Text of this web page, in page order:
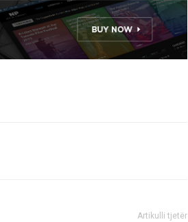
Artikulli tjetër